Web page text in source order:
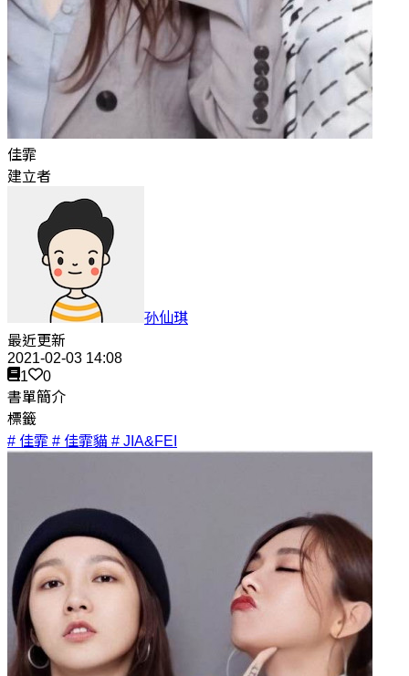
佳霏
建立者
孙仙琪
最近更新
2021-02-03 14:08
1
0
書單簡介
標籤
# 佳霏 # 佳霏貓 # JIA&FEI